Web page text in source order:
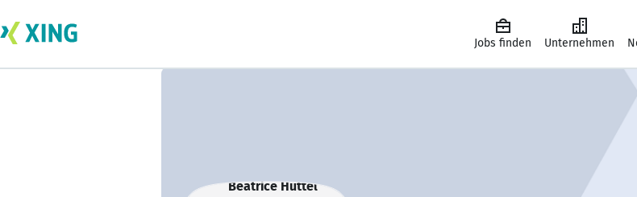
Jobs finden Unternehmen